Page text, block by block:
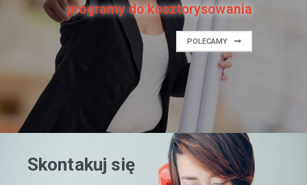
programy do kosztorysowania
POLECAMY
Skontakuj się